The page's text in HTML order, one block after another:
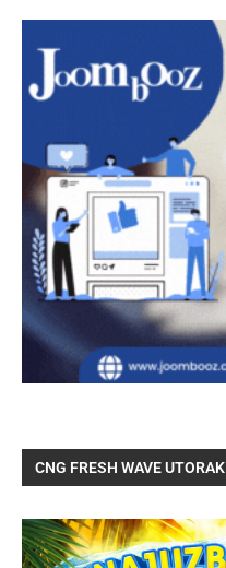
CNG FRESH WAVE UTORAK